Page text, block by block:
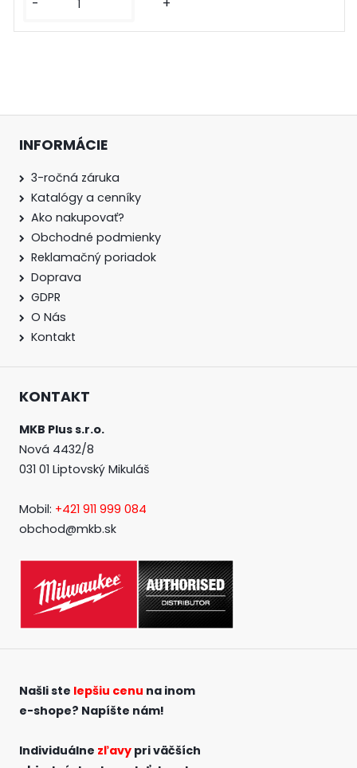
- +
INFORMÁCIE
3-ročná záruka
Katalógy a cenníky
Ako nakupovať?
Obchodné podmienky
Reklamačný poriadok
Doprava
GDPR
O Nás
Kontakt
KONTAKT
MKB Plus s.r.o.
Nová 4432/8
031 01 Liptovský Mikuláš
Mobil: +421 911 999 084
obchod@mkb.sk
Našli ste lepšiu cenu na inom
e-shope? Napíšte nám!
Individuálne zľavy pri väčších